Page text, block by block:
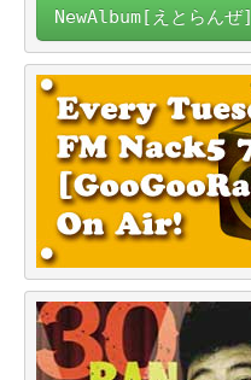
NewAlbum[えとらんぜ]